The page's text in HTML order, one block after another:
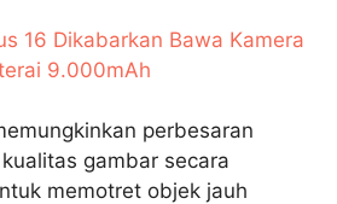
16 Dikabarkan Bawa Kamera
9.000mAh
perbesaran
gambar secara
memotret objek jauh